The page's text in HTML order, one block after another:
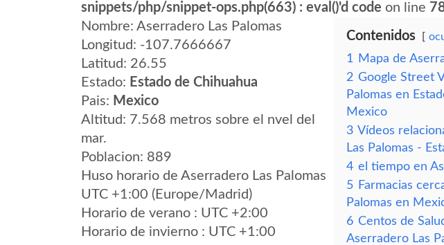
snippets/php/snippet-ops.php(663) : eval()'d code on line
Nombre: Aserradero Las Palomas
Longitud: -107.7666667
Latitud: 26.55
Estado: Estado de Chihuahua
Pais: Mexico
Altitud: 7.568 metros sobre el nvel del
mar.
Poblacion: 889
Huso horario de Aserradero Las Palomas
UTC +1:00 (Europe/Madrid)
Horario de verano : UTC +2:00
Horario de invierno : UTC +1:00
Contenidos
1
Mapa de
2 Google Street
Palomas en
Mexico
3 Vídeos
Las Palomas -
4 el tiempo en
5 Farmacias
Palomas en
6 Centos de
Aserradero Las